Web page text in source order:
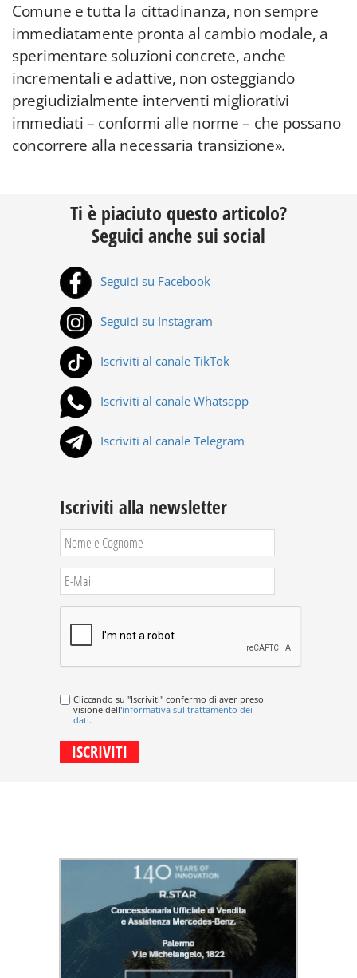
Comune e tutta la cittadinanza, non sempre
immediatamente pronta al cambio modale, a
sperimentare soluzioni concrete, anche
incrementali e adattive, non osteggiando
pregiudizialmente interventi migliorativi
immediati – conformi alle norme – che possano
concorrere alla necessaria transizione».
Ti è piaciuto questo articolo?
Seguici anche sui social
Seguici su Facebook
Seguici su Instagram
Iscriviti al canale TikTok
Iscriviti al canale Whatsapp
Iscriviti al canale Telegram
Iscriviti alla newsletter
Cliccando su "Iscriviti" confermo di aver preso
visione dell'informativa sul trattamento dei
dati.